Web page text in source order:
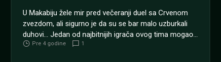
U Makabiju žele mir pred večeranji duel sa Crvenom
zvezdom, ali sigurno je da su se bar malo uzburkali
duhovi… Jedan od najbitnijih igrača ovog tima mogao
bi uskoro da napusti klub iz Haife. KVALIFIKACIJE ZA
Pre 4 godine 1